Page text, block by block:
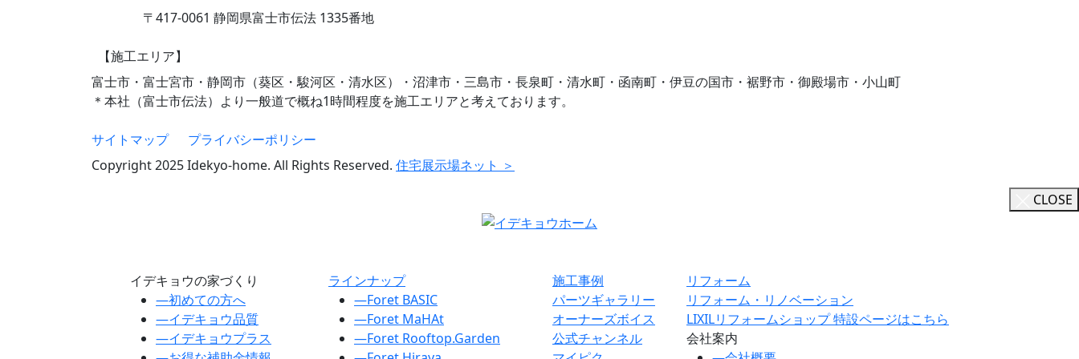
〒417-0061 静岡県富士市伝法 1335番地
【施工エリア】
富士市・富士宮市・静岡市（葵区・駿河区・清水区）・沼津市・三島市・長泉町・清水町・函南町・伊豆の国市・裾野市・御殿場市・小山町
＊本社（富士市伝法）より一般道で概ね1時間程度を施工エリアと考えております。
サイトマップ
プライバシーポリシー
Copyright 2025 Idekyo-home. All Rights Reserved. 住宅展示場ネット ＞
CLOSE
イデキョウの家づくり
―初めての方へ
―イデキョウ品質
―イデキョウプラス
ラインナップ
―Foret BASIC
―Foret MaHAt
―Foret Rooftop.Garden
施工事例
パーツギャラリー
オーナーズボイス
公式チャンネル
リフォーム
リフォーム・リノベーション
LIXILリフォームショップ 特設ページはこちら
会社案内